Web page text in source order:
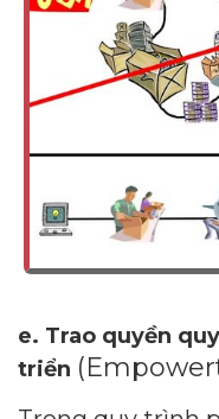
e. Trao quyền
triển